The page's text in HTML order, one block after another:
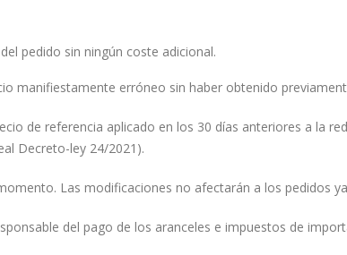
pedido sin ningún coste adicional.
manifiestamente erróneo sin haber obtenido
de referencia aplicado en los 30 días anteriores a la
Decreto-ley 24/2021).
Las modificaciones no afectarán a los pedidos
del pago de los aranceles e impuestos de